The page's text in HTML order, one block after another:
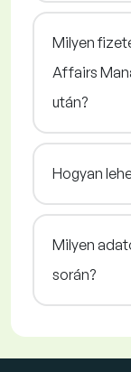
Milyen
Affairs
után?
Hogyan
Milyen
során?